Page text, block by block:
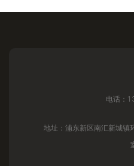
电话：
地址：浦东新区南汇新城镇